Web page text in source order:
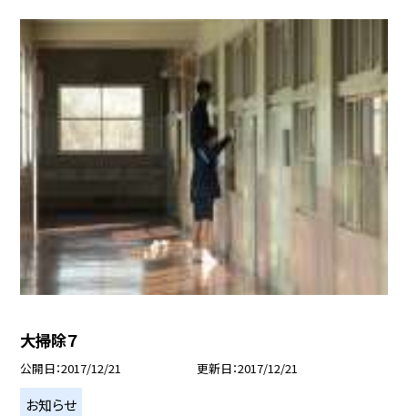
大掃除７
公開日 2017/12/21 更新日 2017/12/21
お知らせ